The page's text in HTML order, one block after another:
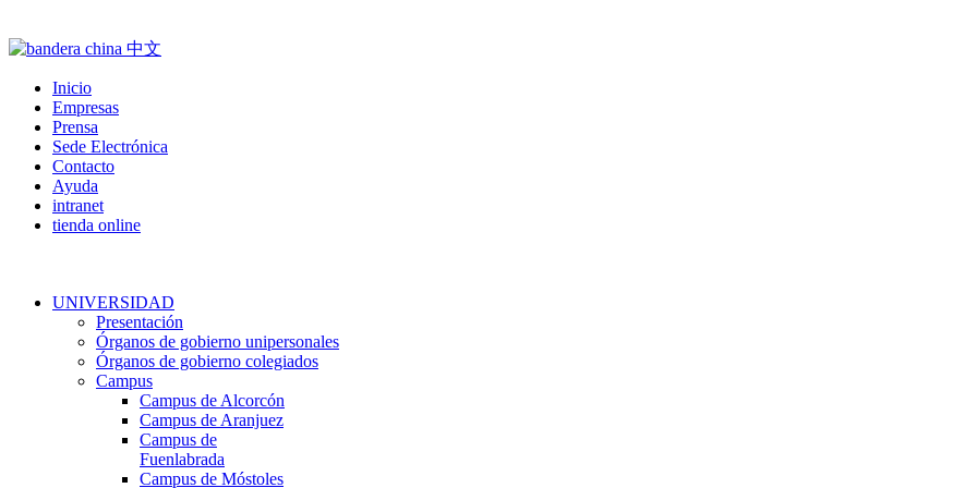
Inicio
Empresas
Prensa
Sede Electrónica
Contacto
Ayuda
intranet
tienda online
UNIVERSIDAD
Presentación
Órganos de gobierno unipersonales
Órganos de gobierno colegiados
Campus
Campus de Alcorcón
Campus de Aranjuez
Campus de
Fuenlabrada
Campus de Móstoles